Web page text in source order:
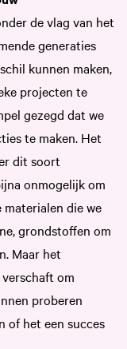
de vlag van het
generaties
kunnen maken,
projecten te
gezegd dat we
te maken. Het
dit soort
onmogelijk om
materialen die we
grondstoffen om
Maar het
om
proberen
of het een succes